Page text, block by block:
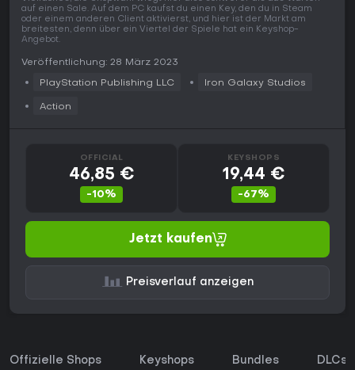
auf einen Sale. Auf dem PC kaufst du einen Key, den du in Steam
oder einem anderen Client aktivierst, und hier ist der Markt am
breitesten, denn über ein Viertel der Spiele hat ein Keyshop-
Angebot.
Veröffentlichung: 28 März 2023
PlayStation Publishing LLC Iron Galaxy Studios
Action
OFFICIAL
46,85 €
-10%
KEYSHOPS
19,44 €
-67%
Jetzt kaufen
Preisverlauf anzeigen
Offizielle Shops Keyshops Bundles DLCs